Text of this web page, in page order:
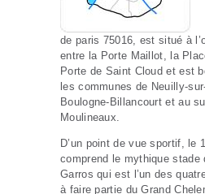
de paris 75016, est situé à
entre la Porte Maillot, la
Porte de Saint Cloud et est
les communes de Neuilly-
Boulogne-Billancourt et au
Moulineaux.
D’un point de vue sportif, le
comprend le mythique stade
Garros qui est l’un des
à faire partie du Grand